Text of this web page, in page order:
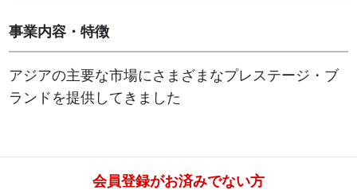
事業内容・特徴
アジアの主要な市場にさまざまなプレステージ・ブ
ランドを提供してきました
会員登録がお済みでない方